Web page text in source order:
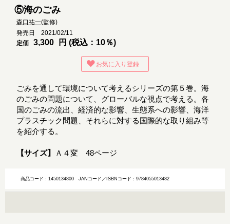
⑤海のごみ
森口祐一(監修)
発売日 2021/02/11
定価
3,300 円 (税込：10％)
お気に入り登録
ごみを通して環境について考えるシリーズの第５巻。海
のごみの問題について、グローバルな視点で考える。各
国のごみの流出、経済的な影響、生態系への影響、海洋
プラスチック問題、それらに対する国際的な取り組み等
を紹介する。
【サイズ】 Ａ４変 48ページ
商品コード：1450134800JANコード／ISBNコード：9784055013482